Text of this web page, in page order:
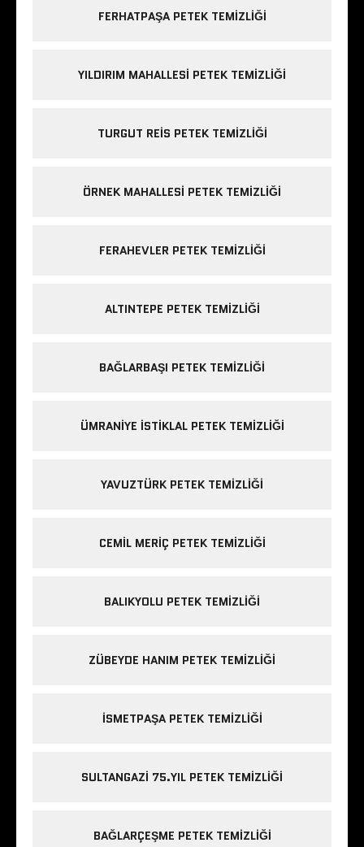
FERHATPAŞA PETEK TEMIZLIĞI
YILDIRIM MAHALLESI PETEK TEMIZLIĞI
TURGUT REIS PETEK TEMIZLIĞI
ÖRNEK MAHALLESI PETEK TEMIZLIĞI
FERAHEVLER PETEK TEMIZLIĞI
ALTINTEPE PETEK TEMIZLIĞI
BAĞLARBAŞI PETEK TEMIZLIĞI
ÜMRANIYE ISTIKLAL PETEK TEMIZLIĞI
YAVUZTÜRK PETEK TEMIZLIĞI
CEMIL MERIÇ PETEK TEMIZLIĞI
BALIKYOLU PETEK TEMIZLIĞI
ZÜBEYDE HANIM PETEK TEMIZLIĞI
ISMETPAŞA PETEK TEMIZLIĞI
SULTANGAZI 75.YIL PETEK TEMIZLIĞI
BAĞLARÇEŞME PETEK TEMIZLIĞI